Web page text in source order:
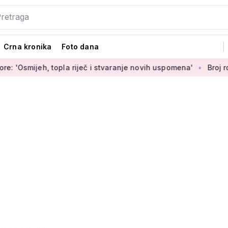
Crna kronika Foto dana
topla riječ i stvaranje novih uspomena' Broj rođenih raste